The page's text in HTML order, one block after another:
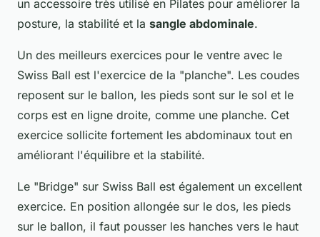
un accessoire très utilisé en Pilates pour améliorer la
posture, la stabilité et la sangle abdominale.
Un des meilleurs exercices pour le ventre avec le
Swiss Ball est l'exercice de la "planche". Les coudes
reposent sur le ballon, les pieds sont sur le sol et le
corps est en ligne droite, comme une planche. Cet
exercice sollicite fortement les abdominaux tout en
améliorant l'équilibre et la stabilité.
Le "Bridge" sur Swiss Ball est également un excellent
exercice. En position allongée sur le dos, les pieds
sur le ballon, il faut pousser les hanches vers le haut